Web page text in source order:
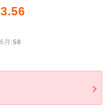
3.56
:58